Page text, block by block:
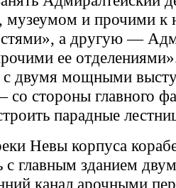
музеумом и прочими к
а другую —
ее
с двумя мощными
стороны главного
парадные
Невы корпуса
с главным зданием
канал арочными